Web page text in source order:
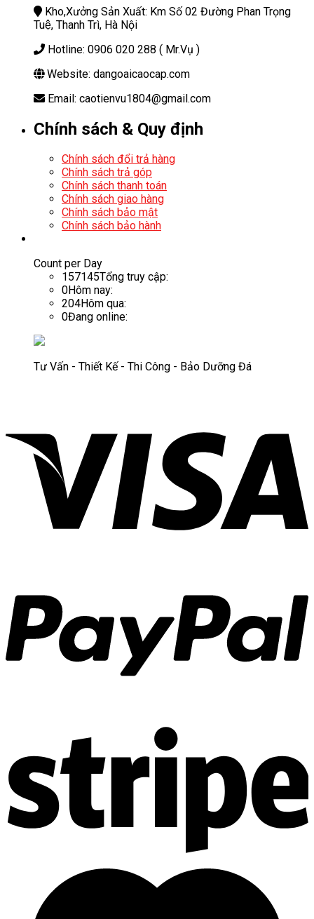
Kho,Xưởng Sản Xuất: Km Số 02 Đường Phan Trọng
Tuệ, Thanh Trì, Hà Nội
Hotline: 0906 020 288 ( Mr.Vụ )
Website: dangoaicaocap.com
Email: caotienvu1804@gmail.com
Chính sách & Quy định
Chính sách đổi trả hàng
Chính sách trả góp
Chính sách thanh toán
Chính sách giao hàng
Chính sách bảo mật
Chính sách bảo hành
Count per Day
157145Tổng truy cập:
0Hôm nay:
204Hôm qua:
0Đang online:
Tư Vấn - Thiết Kế - Thi Công - Bảo Dưỡng Đá